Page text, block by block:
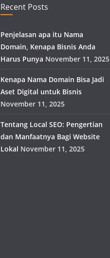
Recent Posts
Penjelasan apa itu Nama
Domain, Kenapa Bisnis Anda
Harus Punya November 11, 2025
Kenapa Nama Domain Bisa Jadi
Aset Digital untuk Bisnis
November 11, 2025
Tentang Local SEO: Pengertian
dan Manfaatnya Bagi Website
Lokal November 11, 2025